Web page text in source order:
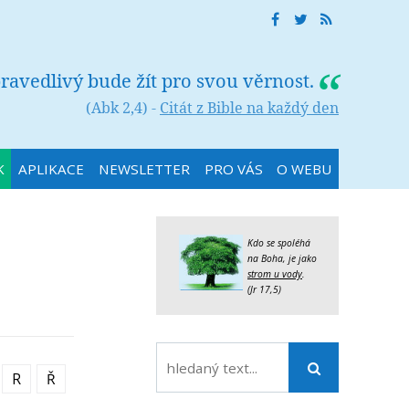
bude žít pro svou věrnost.
(Abk 2,4) - Citát z Bible na každý den
APLIKACE NEWSLETTER PRO VÁS O WEBU
R Ř
Kdo se spoléhá
na Boha, je jako
strom u vody.
(Jr 17,5)